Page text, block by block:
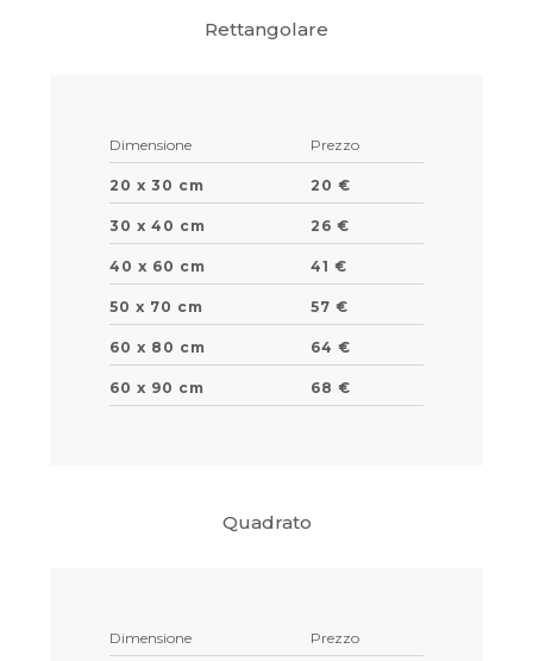
Rettangolare
Dimensione Prezzo
20 x 30 cm 20 €
30 x 40 cm 26 €
40 x 60 cm 41 €
50 x 70 cm 57 €
60 x 80 cm 64 €
60 x 90 cm 68 €
Quadrato
Dimensione Prezzo